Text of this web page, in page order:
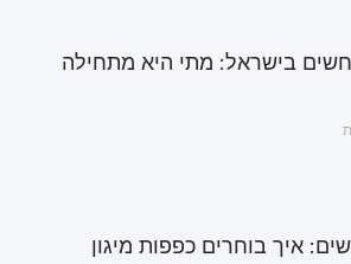
בישראל: מתי היא מתחילה
איך בוחרים כפפות מיגון